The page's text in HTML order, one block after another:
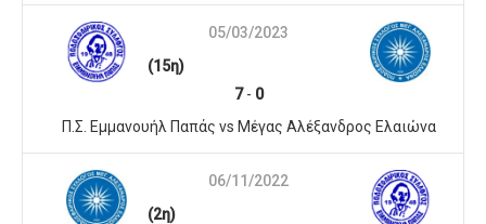
05/03/2023
(15η)
7- 0
Π.Σ. Εμμανουήλ Παπάς vs Μέγας Αλέξανδρος Ελαιώνα
06/11/2022
(2η)